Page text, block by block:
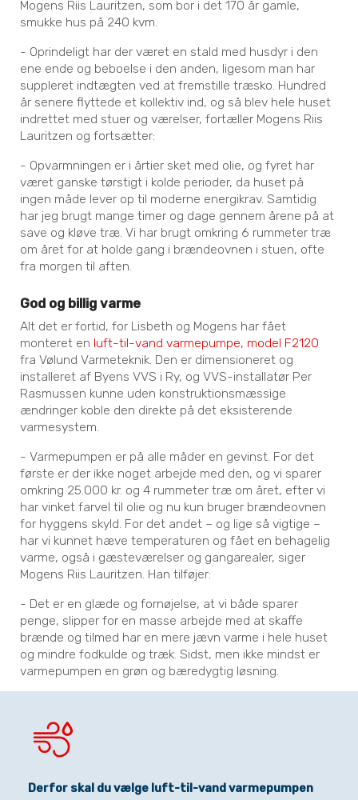
Mogens Riis Lauritzen, som bor i det 170 år gamle,
smukke hus på 240 kvm.
- Oprindeligt har der været en stald med husdyr i den
ene ende og beboelse i den anden, ligesom man har
suppleret indtægten ved at fremstille træsko. Hundred
år senere flyttede et kollektiv ind, og så blev hele huset
indrettet med stuer og værelser, fortæller Mogens Riis
Lauritzen og fortsætter:
- Opvarmningen er i årtier sket med olie, og fyret har
været ganske tørstigt i kolde perioder, da huset på
ingen måde lever op til moderne energikrav. Samtidig
har jeg brugt mange timer og dage gennem årene på at
save og kløve træ. Vi har brugt omkring 6 rummeter træ
om året for at holde gang i brændeovnen i stuen, ofte
fra morgen til aften.
God og billig varme
Alt det er fortid, for Lisbeth og Mogens har fået
monteret en luft-til-vand varmepumpe, model F2120
fra Vølund Varmeteknik. Den er dimensioneret og
installeret af Byens VVS i Ry, og VVS-installatør Per
Rasmussen kunne uden konstruktionsmæssige
ændringer koble den direkte på det eksisterende
varmesystem.
- Varmepumpen er på alle måder en gevinst. For det
første er der ikke noget arbejde med den, og vi sparer
omkring 25.000 kr. og 4 rummeter træ om året, efter vi
har vinket farvel til olie og nu kun bruger brændeovnen
for hyggens skyld. For det andet – og lige så vigtige –
har vi kunnet hæve temperaturen og fået en behagelig
varme, også i gæsteværelser og gangarealer, siger
Mogens Riis Lauritzen. Han tilføjer:
- Det er en glæde og fornøjelse, at vi både sparer
penge, slipper for en masse arbejde med at skaffe
brænde og tilmed har en mere jævn varme i hele huset
og mindre fodkulde og træk. Sidst, men ikke mindst er
varmepumpen en grøn og bæredygtig løsning.
Derfor skal du vælge luft-til-vand varmepumpen